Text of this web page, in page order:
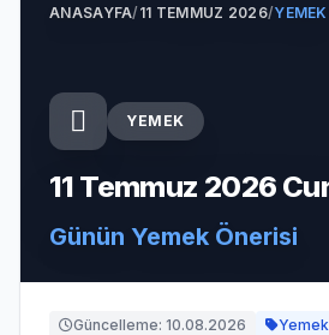
ANASAYFA/11 TEMMUZ 2026/YEMEK
YEMEK
11 Temmuz 2026
Günün Yemek Önerisi
Güncelleme: 10.08.2026 Yemek